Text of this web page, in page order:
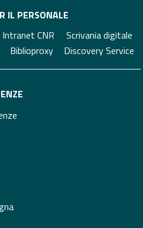
IL PERSONALE
Intranet CNR
Scrivania digitale
Biblioproxy Discovery Service